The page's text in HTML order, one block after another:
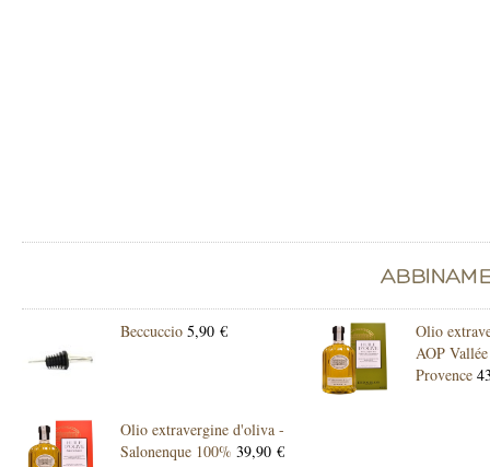
Beccuccio 5,90 €
Olio
AOP
Provence
Olio extravergine d'oliva -
Salonenque 100% 39,90 €